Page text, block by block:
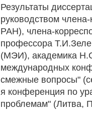
Результаты
руководством
РАН), члена-
профессора
(МЭИ), академика
международных
смежные вопросы"
я конференция по
проблемам" (Литва,